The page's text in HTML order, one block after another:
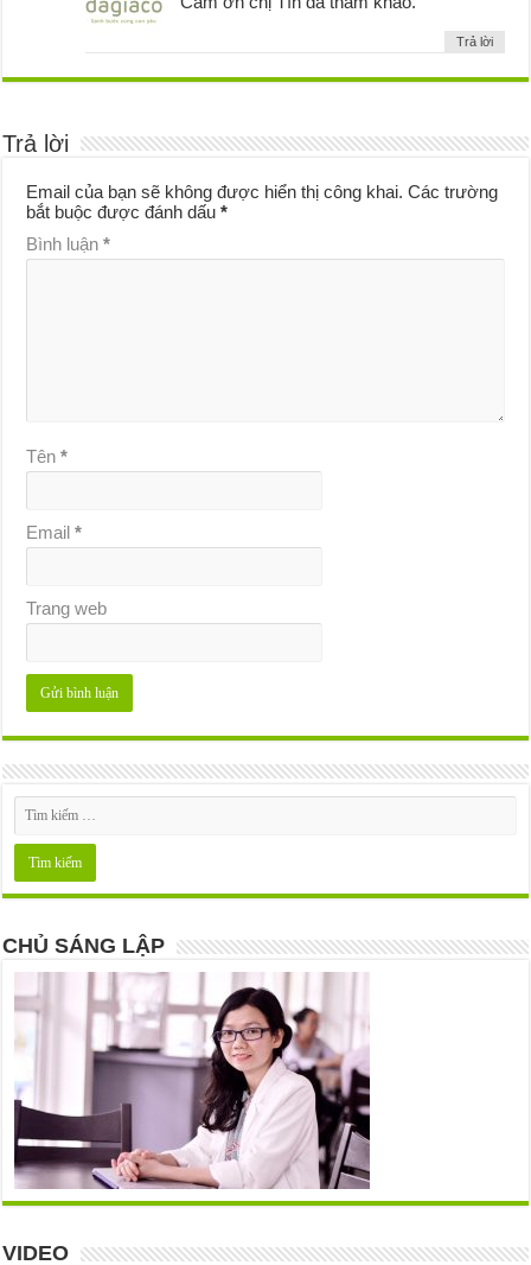
Trả lời
Trả lời
Email của bạn sẽ không được hiển thị công khai. Các trường
bắt buộc được đánh dấu*
Bình luận*
Tên*
Email*
Trang web
CHỦ SÁNG LẬP
VIDEO